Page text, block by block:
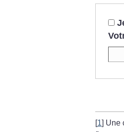
[1] Une